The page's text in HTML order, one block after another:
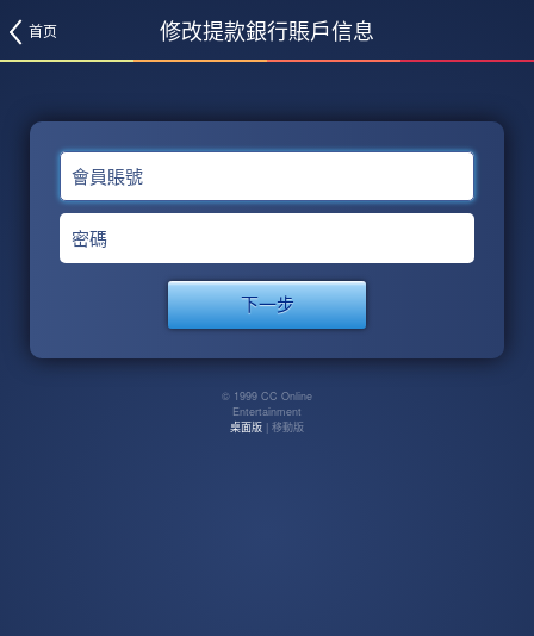
首页 修改提款銀行賬戶信息
會員賬號
密碼
© 1999 CC Online
Entertainment
桌面版 | 移動版